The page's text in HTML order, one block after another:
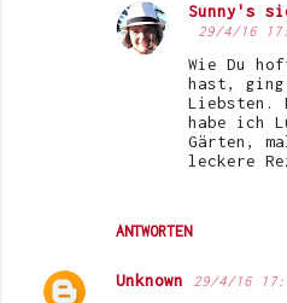
ANTWORTEN
Sunny's
29/4/16
Wie Du
hast, ging
Liebsten.
habe ich
Gärten,
leckere
Unknown 29/4/16